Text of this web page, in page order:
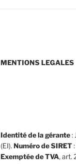
MENTIONS LEGALES
Identité de la gérante:
(EI). Numéro de SIRET
Exemptée de TVA, art.